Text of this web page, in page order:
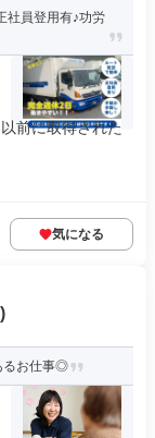
社員登用有♪功労
前に取得された
気になる
るお仕事◎